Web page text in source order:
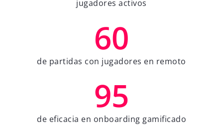
jugadores activos
60
de partidas con jugadores en remoto
95
de eficacia en onboarding gamificado